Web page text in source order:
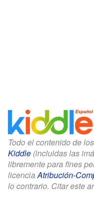
Todo el contenido de
Kiddle (incluidas las
libremente para fines
licenciaAtribución-
lo contrario. Citar este